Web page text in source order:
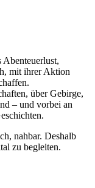
mit ihrer Aktion
über Gebirge,
– und vorbei an
nahbar. Deshalb
zu begleiten.